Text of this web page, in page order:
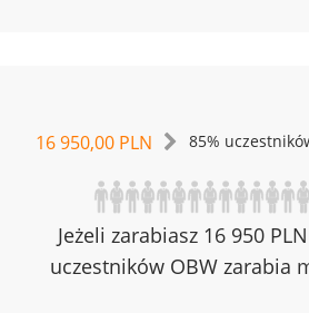
16 950,00 PLN 85%
Jeżeli zarabiasz 16 950
uczestników OBW zarabia